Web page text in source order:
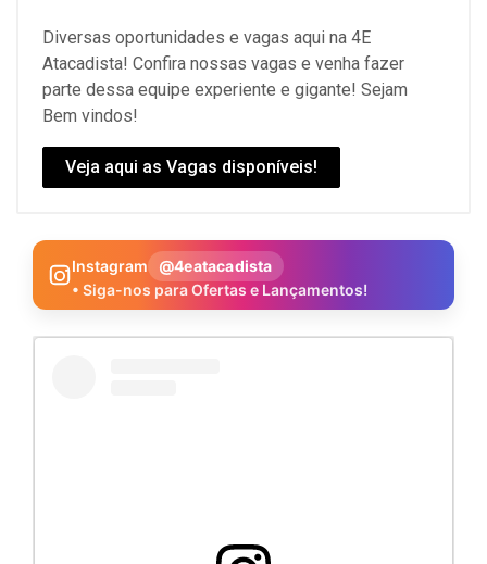
Diversas oportunidades e vagas aqui na 4E
Atacadista! Confira nossas vagas e venha fazer
parte dessa equipe experiente e gigante! Sejam
Bem vindos!
Veja aqui as Vagas disponíveis!
Instagram
@4eatacadista
• Siga-nos para Ofertas e Lançamentos!